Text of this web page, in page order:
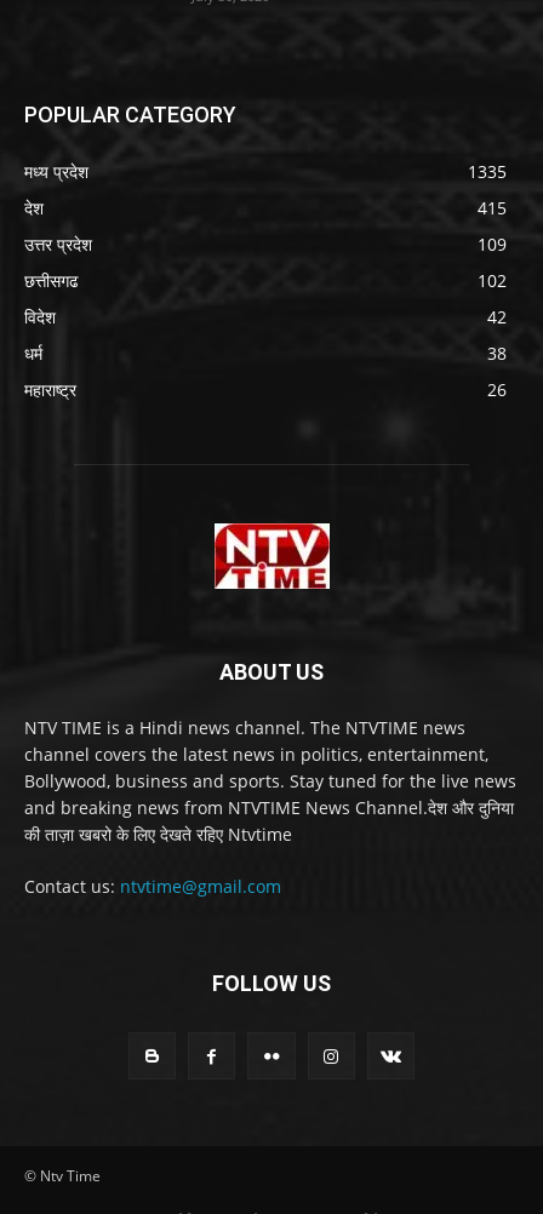
POPULAR CATEGORY
मध्य प्रदेश
1335
देश
415
उत्तर प्रदेश
109
छत्तीसगढ
102
विदेश
42
धर्म
38
महाराष्ट्र
26
ABOUT US
NTV TIME is a Hindi news channel. The NTVTIME news
channel covers the latest news in politics, entertainment,
Bollywood, business and sports. Stay tuned for the live news
and breaking news from NTVTIME News Channel.देश और दुनिया
की ताज़ा खबरो के लिए देखते रहिए Ntvtime
Contact us: ntvtime@gmail.com
FOLLOW US
© Ntv Time